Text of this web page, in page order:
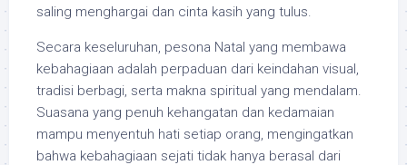
saling menghargai dan cinta kasih yang tulus.
Secara keseluruhan, pesona Natal yang membawa
kebahagiaan adalah perpaduan dari keindahan visual,
tradisi berbagi, serta makna spiritual yang mendalam.
Suasana yang penuh kehangatan dan kedamaian
mampu menyentuh hati setiap orang, mengingatkan
bahwa kebahagiaan sejati tidak hanya berasal dari